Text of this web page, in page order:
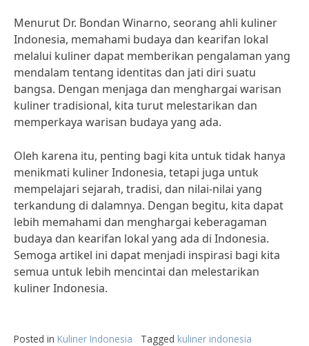
Menurut Dr. Bondan Winarno, seorang ahli kuliner
Indonesia, memahami budaya dan kearifan lokal
melalui kuliner dapat memberikan pengalaman yang
mendalam tentang identitas dan jati diri suatu
bangsa. Dengan menjaga dan menghargai warisan
kuliner tradisional, kita turut melestarikan dan
memperkaya warisan budaya yang ada.
Oleh karena itu, penting bagi kita untuk tidak hanya
menikmati kuliner Indonesia, tetapi juga untuk
mempelajari sejarah, tradisi, dan nilai-nilai yang
terkandung di dalamnya. Dengan begitu, kita dapat
lebih memahami dan menghargai keberagaman
budaya dan kearifan lokal yang ada di Indonesia.
Semoga artikel ini dapat menjadi inspirasi bagi kita
semua untuk lebih mencintai dan melestarikan
kuliner Indonesia.
Posted in Kuliner Indonesia Tagged kuliner indonesia